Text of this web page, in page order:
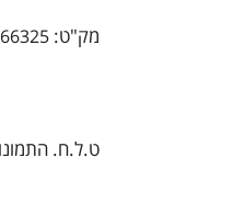
מק"ט: 66325
ט.ל.ח.